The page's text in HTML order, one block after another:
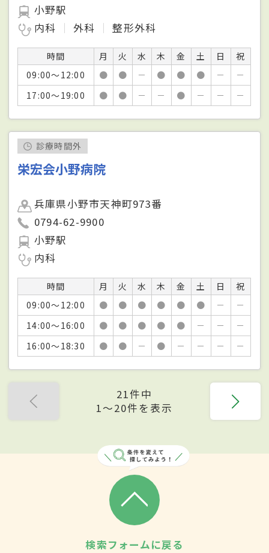
小野駅
内科
外科 整形外科
時間 月 火 水 木 金 土 日
祝
09:00～12:00
● ● － ● ● ● －
－
17:00～19:00
● ● － － ● － － －
診療時間外
栄宏会小野病院
兵庫県小野市天神町973番
0794-62-9900
小野駅
内科
時間 月 火 水 木 金 土 日
祝
09:00～12:00
● ● ● ● ● ● －
－
14:00～16:00
● ● ● ● ● － －
－
16:00～18:30
● ● － ● － － － －
21件中
1〜20件を表示
検索フォームに戻る